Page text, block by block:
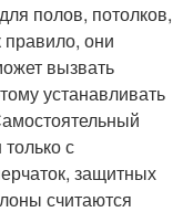
полов, потолков,
правило, они
вызвать
устанавливать
с
защитных
считаются